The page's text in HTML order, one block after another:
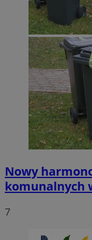
Nowy
komunalnych
7